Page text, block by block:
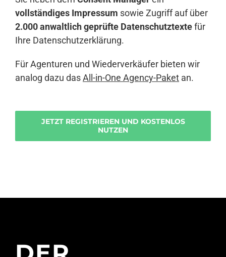
vollständiges Impressum sowie Zugriff auf über
2.000 anwaltlich geprüfte Datenschutztextefür
Ihre Datenschutzerklärung.
Für Agenturen und Wiederverkäufer bieten wir
analog dazu dasAll-in-One Agency-Paket an.
JETZT REGISTRIEREN UND KOSTENLOS
NUTZEN